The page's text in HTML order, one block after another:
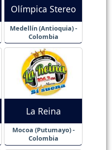
Olímpica Stereo
Medellín (Antioquia) -
Colombia
La Reina
Mocoa (Putumayo) -
Colombia